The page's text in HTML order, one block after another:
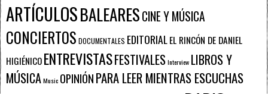
ARTÍCULOSBALEARESCINE Y MÚSICA
CONCIERTOS DOCUMENTALES EDITORIALEL RINCÓN DE DANIEL
HIGIÉNICOENTREVISTASFESTIVALESInterview LIBROS Y
MÚSICAMusic OPINIÓNPARA LEER MIENTRAS ESCUCHAS